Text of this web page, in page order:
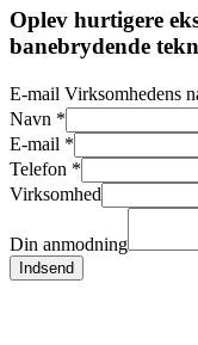
Oplev hurtigere
banebrydende
E-mail Virksomhedens
Navn *
E-mail *
Telefon *
Virksomhed
Din anmodning
Indsend